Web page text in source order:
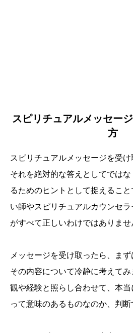
スピリチュアルメッセー
方
スピリチュアルメッセージを受け
それを絶対的な答えとしてではな
るためのヒントとして捉えるこ
い師やスピリチュアルカウンセ
がすべて正しいわけではありませ
メッセージを受け取ったら、まず
その内容について冷静に考えて
観や経験と照らし合わせて、本
って意味のあるものなのか、判断